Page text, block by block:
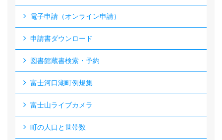
電子申請（オンライン申請）
申請書ダウンロード
図書館蔵書検索・予約
富士河口湖町例規集
富士山ライブカメラ
町の人口と世帯数